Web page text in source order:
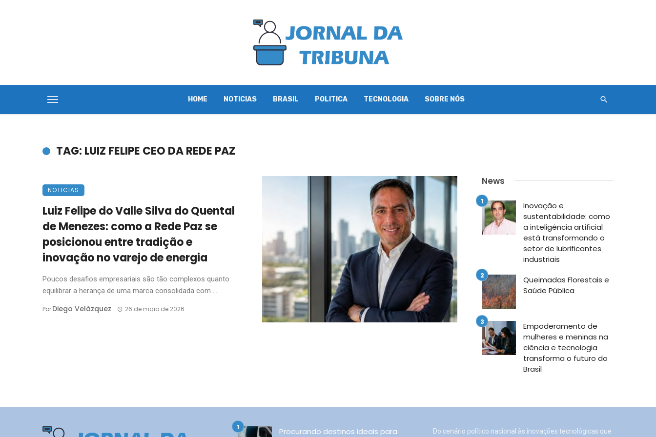
HOME NOTICIAS BRASIL POLITICA TECNOLOGIA SOBRE NÓS
TAG: LUIZ FELIPE CEO DA REDE PAZ
NOTICIAS
Luiz Felipe do Valle Silva do Quental
de Menezes: como a Rede Paz se
posicionou entre tradição e
inovação no varejo de energia
Poucos desafios empresariais são tão complexos quanto
equilibrar a herança de uma marca consolidada com ...
PorDiego Velázquez 26 de maio de 2026
News
Inovação e
sustentabilidade: como
a inteligência artificial
está transformando o
setor de lubrificantes
industriais
Queimadas Florestais e
Saúde Pública
Empoderamento de
mulheres e meninas na
ciência e tecnologia
transforma o futuro do
Brasil
Procurando destinos ideais para
Do cenário político nacional às inovações tecnológicas que